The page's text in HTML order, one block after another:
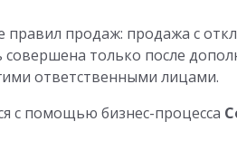
продаж: продажа с
только после
ответственными лицами.
с помощью бизнес-процесса